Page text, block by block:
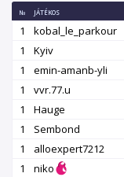
№ JÁTÉKOS
1 kobal_le_parkour
1
Kyiv
1
emin-amanb-yli
1
vvr.77.u
1
Hauge
1
Sembond
1
alloexpert7212
1
niko